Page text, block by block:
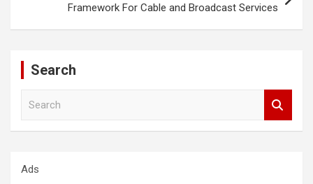
Framework For Cable and Broadcast Services
Search
h
Ads